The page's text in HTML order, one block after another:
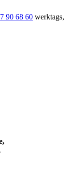
90 68 60 werktags,